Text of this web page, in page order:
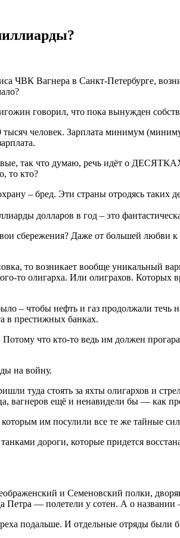
ЧВК Вагнера в Санкт-Петербурге,
говорил, что пока вынужден
человек. Зарплата минимум
так что думаю, речь идёт о
то кто?
– бред. Эти страны отродясь
долларов в год – это
сбережения? Даже от большей любви к
то возникает вообще уникальный
то олигарха. Или олиграхов.
– чтобы нефть и газ продолжали
в престижных банках.
что кто-то ведь им должен
на войну.
туда стоять за яхты олигархов и
вагнеров ещё и ненавидели бы — как
им посулили все те же тайные
дороги, которые придется
и Семеновский полки,
Петра — полетели у сотен. А о
подальше. И отдельные отряды были